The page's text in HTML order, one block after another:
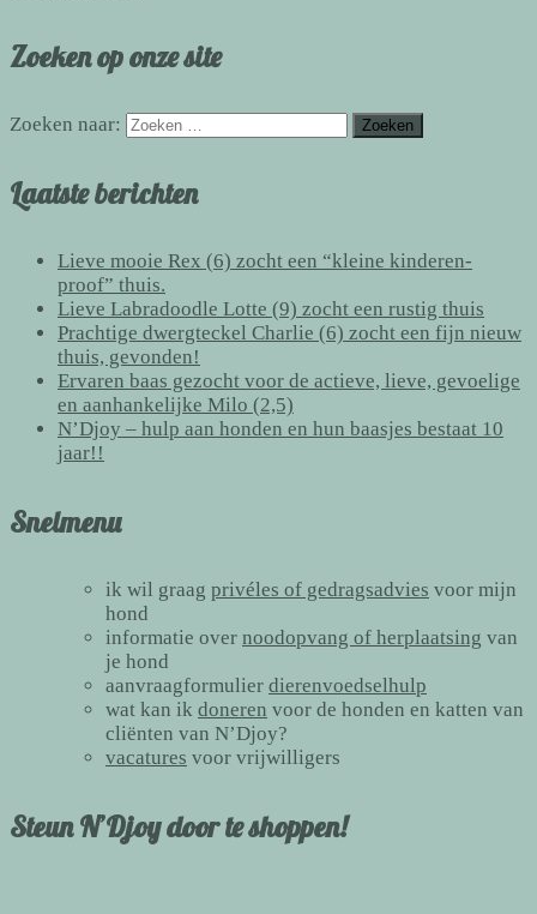
Zoeken op onze site
Zoeken naar:
Laatste berichten
Lieve mooie Rex (6) zocht een “kleine kinderen-
proof” thuis.
Lieve Labradoodle Lotte (9) zocht een rustig thuis
Prachtige dwergteckel Charlie (6) zocht een fijn nieuw
thuis, gevonden!
Ervaren baas gezocht voor de actieve, lieve, gevoelige
en aanhankelijke Milo (2,5)
N’Djoy – hulp aan honden en hun baasjes bestaat 10
jaar!!
Snelmenu
ik wil graag privéles of gedragsadvies voor mijn
hond
informatie over noodopvang of herplaatsing van
je hond
aanvraagformulier dierenvoedselhulp
wat kan ik doneren voor de honden en katten van
cliënten van N’Djoy?
vacatures voor vrijwilligers
Steun N’Djoy door te shoppen!